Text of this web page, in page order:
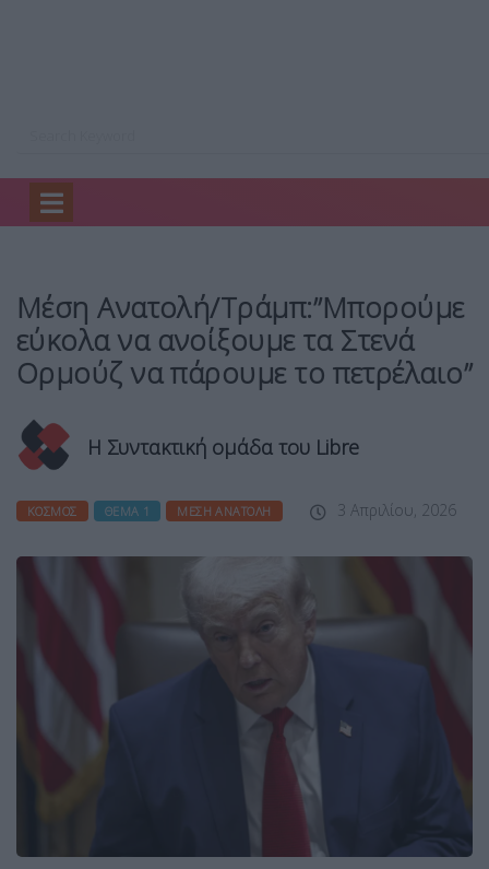
Home
Μέση Ανατολή/Τράμπ:”Μπορούμε εύκολα…
Μέση Ανατολή/Τράμπ:”Μπορούμε
εύκολα να ανοίξουμε τα Στενά
Ορμούζ να πάρουμε το πετρέλαιο”
Η Συντακτική ομάδα του Libre
ΚΌΣΜΟΣ ΘΈΜΑ 1 ΜΈΣΗ ΑΝΑΤΟΛΉ 3 Απριλίου, 2026